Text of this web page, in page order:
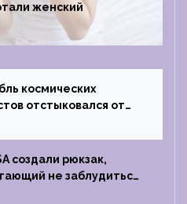
женский
космических
отстыковался от
создали рюкзак,
не заблудиться